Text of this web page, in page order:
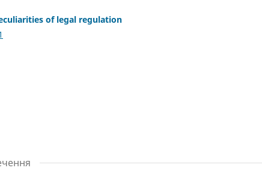
of legal regulation